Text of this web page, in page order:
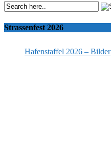
Strassenfest 2026
Hafenstaffel 2026 – Bilder